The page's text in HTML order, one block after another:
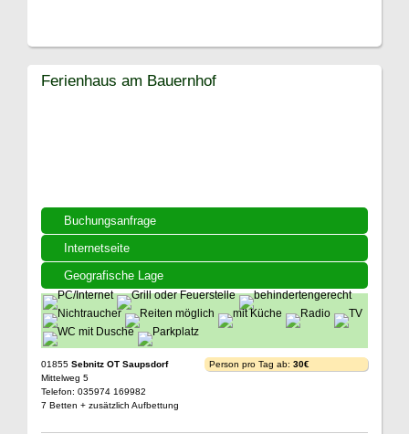
Buchungsanfrage
Internetseite
Geografische Lage
Ferienhaus am Bauernhof
01855 Sebnitz OT Saupsdorf
Mittelweg 5
Telefon: 035974 169982
7 Betten + zusätzlich Aufbettung
Person pro Tag ab: 30€